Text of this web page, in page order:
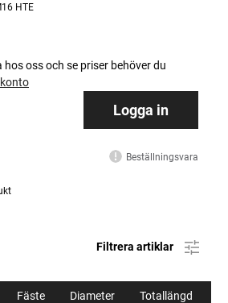
HTE
oss och se priser behöver du
Logga in
Beställningsvara
Filtrera artiklar
Fäste Diameter Totallängd